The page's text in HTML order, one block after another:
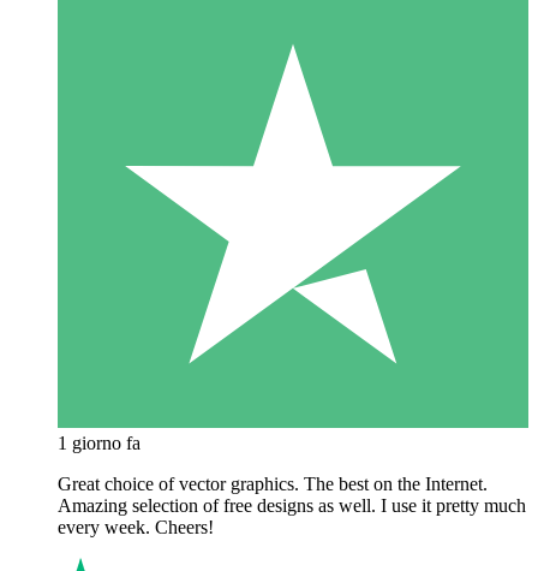
1 giorno fa
Great choice of vector graphics. The best on the Internet.
Amazing selection of free designs as well. I use it pretty much
every week. Cheers!